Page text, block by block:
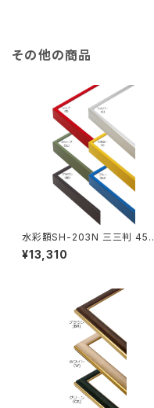
その他の商品
水彩額SH-203N 三三判 454
×605ミリ
¥13,310